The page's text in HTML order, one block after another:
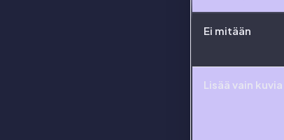
Ei mitään
Lisää vain kuvia